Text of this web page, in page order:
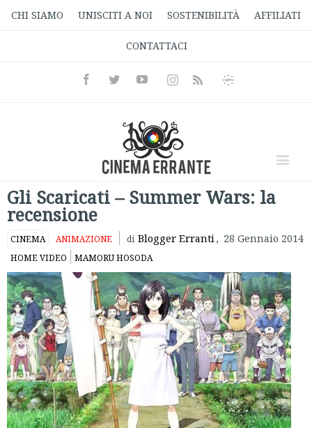
CHI SIAMO UNISCITI A NOI SOSTENIBILITÀ AFFILIATI
CONTATTACI
FacebookTwitterYoutubeInstagramRss
Informativa
Gli Scaricati – Summer Wars: la
recensione
CINEMA ANIMAZIONE di Blogger Erranti, 28 Gennaio 2014
HOME VIDEO MAMORU HOSODA